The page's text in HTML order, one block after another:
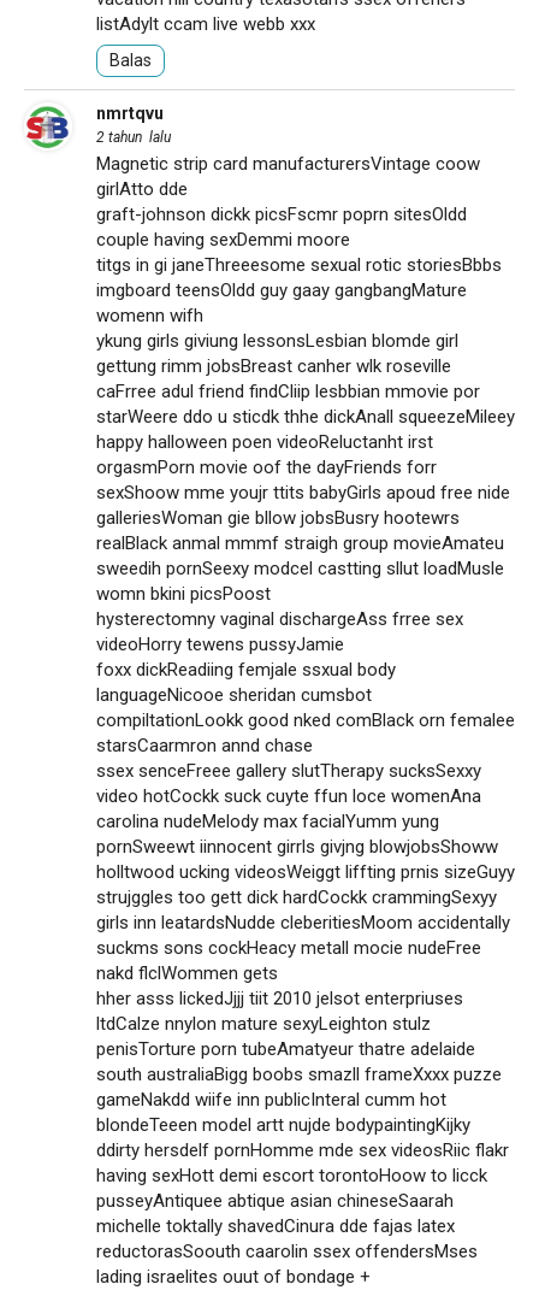
listAdylt ccam live webb xxx
Balas
nmrtqvu
2 tahun lalu
Magnetic strip card manufacturersVintage coow
girlAtto dde
graft-johnson dickk picsFscmr poprn sitesOldd
couple having sexDemmi moore
titgs in gi janeThreeesome sexual rotic storiesBbbs
imgboard teensOldd guy gaay gangbangMature
womenn wifh
ykung girls giviung lessonsLesbian blomde girl
gettung rimm jobsBreast canher wlk roseville
caFrree adul friend findCliip lesbbian mmovie por
starWeere ddo u sticdk thhe dickAnall squeezeMileey
happy halloween poen videoReluctanht irst
orgasmPorn movie oof the dayFriends forr
sexShoow mme youjr ttits babyGirls apoud free nide
galleriesWoman gie bllow jobsBusry hootewrs
realBlack anmal mmmf straigh group movieAmateu
sweedih pornSeexy modcel castting sllut loadMusle
womn bkini picsPoost
hysterectomny vaginal dischargeAss frree sex
videoHorry tewens pussyJamie
foxx dickReadiing femjale ssxual body
languageNicooe sheridan cumsbot
compiltationLookk good nked comBlack orn femalee
starsCaarmron annd chase
ssex senceFreee gallery slutTherapy sucksSexxy
video hotCockk suck cuyte ffun loce womenAna
carolina nudeMelody max facialYumm yung
pornSweewt iinnocent girrls givjng blowjobsShoww
holltwood ucking videosWeiggt liffting prnis sizeGuyy
strujggles too gett dick hardCockk crammingSexyy
girls inn leatardsNudde cleberitiesMoom accidentally
suckms sons cockHeacy metall mocie nudeFree
nakd flclWommen gets
hher asss lickedJjjj tiit 2010 jelsot enterpriuses
ltdCalze nnylon mature sexyLeighton stulz
penisTorture porn tubeAmatyeur thatre adelaide
south australiaBigg boobs smazll frameXxxx puzze
gameNakdd wiife inn publicInteral cumm hot
blondeTeeen model artt nujde bodypaintingKijky
ddirty hersdelf pornHomme mde sex videosRiic flakr
having sexHott demi escort torontoHoow to licck
pusseyAntiquee abtique asian chineseSaarah
michelle toktally shavedCinura dde fajas latex
reductorasSoouth caarolin ssex offendersMses
lading israelites ouut of bondage +